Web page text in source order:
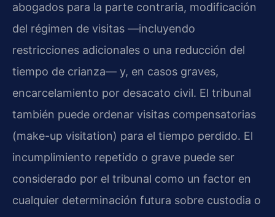
abogados para la parte contraria, modificación
del régimen de visitas —incluyendo
restricciones adicionales o una reducción del
tiempo de crianza— y, en casos graves,
encarcelamiento por desacato civil. El tribunal
también puede ordenar visitas compensatorias
(make-up visitation) para el tiempo perdido. El
incumplimiento repetido o grave puede ser
considerado por el tribunal como un factor en
cualquier determinación futura sobre custodia o